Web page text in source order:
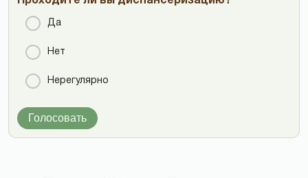
Да
Нет
Нерегулярно
Голосовать